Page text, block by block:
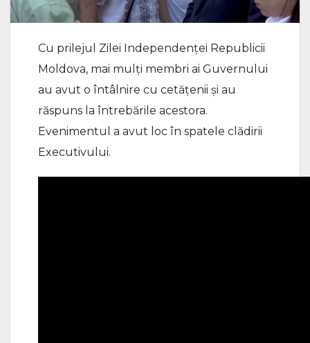
Cu prilejul Zilei Independenței Republicii
Moldova, mai mulți membri ai Guvernului
au avut o întâlnire cu cetățenii și au
răspuns la întrebările acestora.
Evenimentul a avut loc în spatele clădirii
Executivului.